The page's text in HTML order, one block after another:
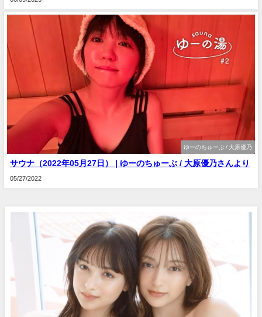
ゆーのちゅーぶ / 大原優乃
サウナ（2022年05月27日） | ゆーのちゅーぶ / 大原優乃さんより
05/27/2022